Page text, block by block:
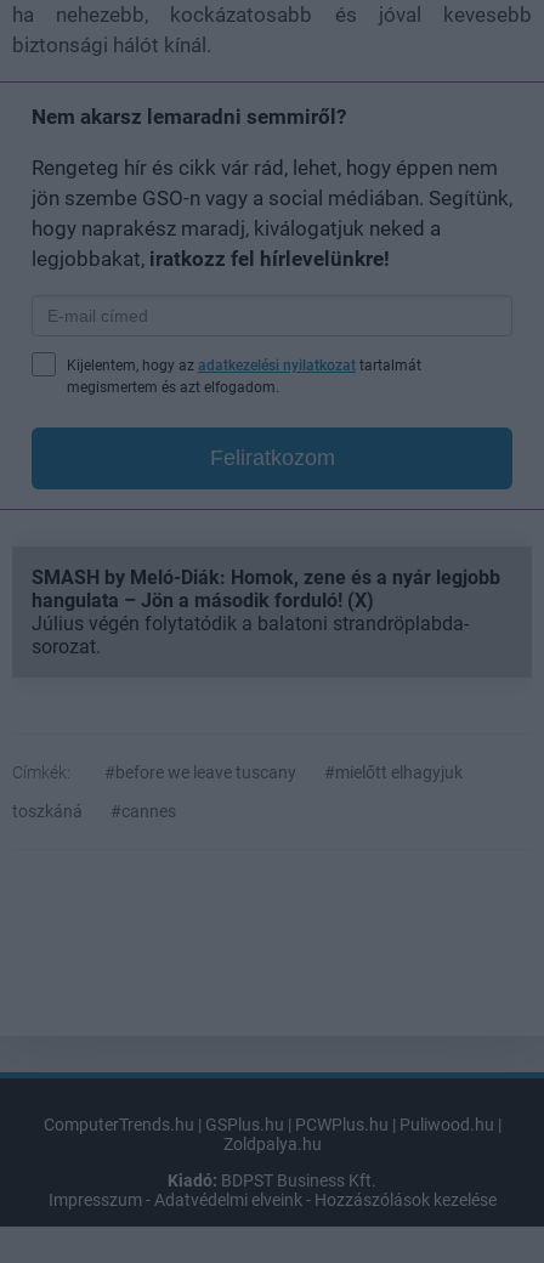
ha nehezebb, kockázatosabb és jóval kevesebb
biztonsági hálót kínál.
Nem akarsz lemaradni semmiről?
Rengeteg hír és cikk vár rád, lehet, hogy éppen nem
jön szembe GSO-n vagy a social médiában. Segítünk,
hogy naprakész maradj, kiválogatjuk neked a
legjobbakat, iratkozz fel hírlevelünkre!
Kijelentem, hogy az adatkezelési nyilatkozat tartalmát
megismertem és azt elfogadom.
Feliratkozom
SMASH by Meló-Diák: Homok, zene és a nyár legjobb
hangulata – Jön a második forduló! (X)
Július végén folytatódik a balatoni strandröplabda-
sorozat.
Címkék: #before we leave tuscany
#mielőtt elhagyjuk
toszkáná
#cannes
ComputerTrends.hu | GSPlus.hu | PCWPlus.hu | Puliwood.hu |
Zoldpalya.hu
Kiadó: BDPST Business Kft.
Impresszum - Adatvédelmi elveink - Hozzászólások kezelése